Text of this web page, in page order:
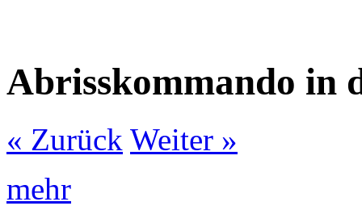
Abrisskommando in
« Zurück